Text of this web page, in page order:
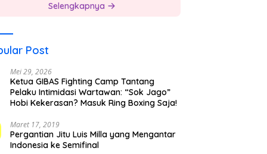
Selengkapnya
Post
Mei 29, 2026
Ketua GIBAS Fighting Camp Tantang
Pelaku Intimidasi Wartawan: “Sok Jago”
Hobi Kekerasan? Masuk Ring Boxing Saja!
Maret 17, 2019
Pergantian Jitu Luis Milla yang Mengantar
Indonesia ke Semifinal